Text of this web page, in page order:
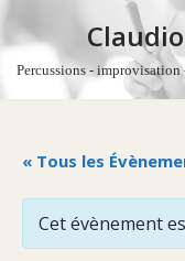
Aller
Percussions - improvisation
« Tous les
Cet évènement